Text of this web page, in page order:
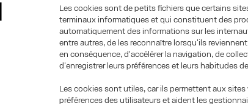
Les cookies sont de petits fichiers que certains
terminaux informatiques et qui constituent des
automatiquement des informations sur les
entre autres, de les reconnaître lorsqu'ils
en conséquence, d'accélérer la navigation, de
d'enregistrer leurs préférences et leurs habitudes
Les cookies sont utiles, car ils permettent aux
préférences des utilisateurs et aident les